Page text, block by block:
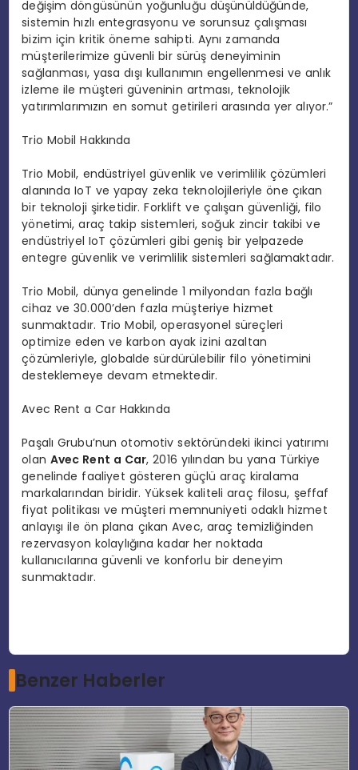
değişim döngüsünün yoğunluğu düşünüldüğünde,
sistemin hızlı entegrasyonu ve sorunsuz çalışması
bizim için kritik öneme sahipti. Aynı zamanda
müşterilerimize güvenli bir sürüş deneyiminin
sağlanması, yasa dışı kullanımın engellenmesi ve anlık
izleme ile müşteri güveninin artması, teknolojik
yatırımlarımızın en somut getirileri arasında yer alıyor.”
Trio Mobil Hakkında
Trio Mobil, endüstriyel güvenlik ve verimlilik çözümleri
alanında IoT ve yapay zeka teknolojileriyle öne çıkan
bir teknoloji şirketidir. Forklift ve çalışan güvenliği, filo
yönetimi, araç takip sistemleri, soğuk zincir takibi ve
endüstriyel IoT çözümleri gibi geniş bir yelpazede
entegre güvenlik ve verimlilik sistemleri sağlamaktadır.
Trio Mobil, dünya genelinde 1 milyondan fazla bağlı
cihaz ve 30.000’den fazla müşteriye hizmet
sunmaktadır. Trio Mobil, operasyonel süreçleri
optimize eden ve karbon ayak izini azaltan
çözümleriyle, globalde sürdürülebilir filo yönetimini
desteklemeye devam etmektedir.
Avec Rent a Car Hakkında
Paşalı Grubu’nun otomotiv sektöründeki ikinci yatırımı
olan Avec Rent a Car, 2016 yılından bu yana Türkiye
genelinde faaliyet gösteren güçlü araç kiralama
markalarından biridir. Yüksek kaliteli araç filosu, şeffaf
fiyat politikası ve müşteri memnuniyeti odaklı hizmet
anlayışı ile ön plana çıkan Avec, araç temizliğinden
rezervasyon kolaylığına kadar her noktada
kullanıcılarına güvenli ve konforlu bir deneyim
sunmaktadır.
Benzer Haberler